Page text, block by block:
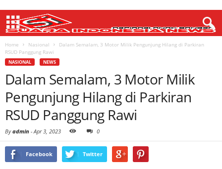
Home Nasional
Dalam Semalam, 3 Motor Milik Pengunjung Hilang di Parkiran
RSUD Panggung Rawi
NASIONAL NEWS
Dalam Semalam, 3 Motor Milik
Pengunjung Hilang di Parkiran
RSUD Panggung Rawi
Byadmin - Apr 3, 2023 0
Facebook Twitter